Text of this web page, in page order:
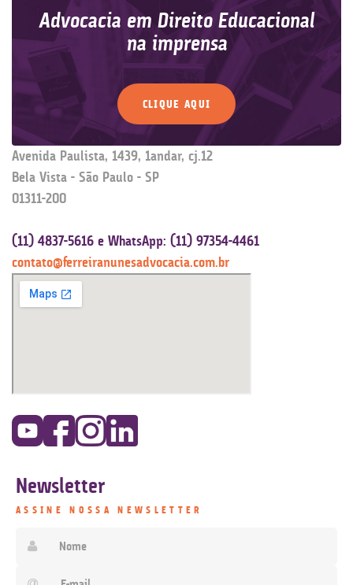
Advocacia em Direito Educacional
na imprensa
CLIQUE AQUI
Avenida Paulista, 1439, 1andar, cj.12
Bela Vista - São Paulo - SP
01311-200
(11) 4837-5616 e WhatsApp: (11) 97354-4461
contato@ferreiranunesadvocacia.com.br
Newsletter
ASSINE NOSSA NEWSLETTER